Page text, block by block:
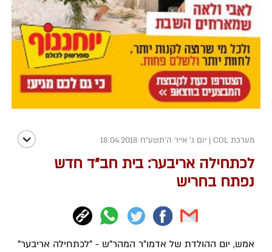
מערכת COL | יום ג' אייר ה׳תשע״ח 18.04.2018
לכתחילה אריבער: בית חב"ד חדש
נפתח בחריש
אמש, יום ההולדת של אדמו"ר המהר"ש - "לכתחילה אריבער"